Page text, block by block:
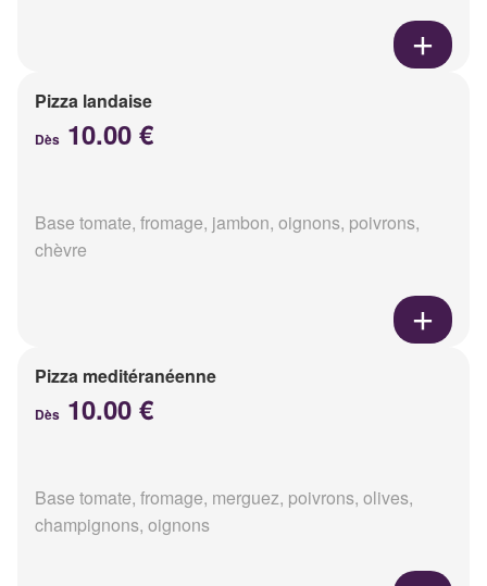
Pizza landaise
Dès 10.00 €
Base tomate, fromage, jambon, oignons, poivrons,
chèvre
Pizza meditéranéenne
Dès 10.00 €
Base tomate, fromage, merguez, poivrons, olives,
champignons, oignons